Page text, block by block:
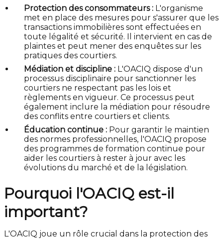
Protection des consommateurs : L'organisme
met en place des mesures pour s'assurer que les
transactions immobilières sont effectuées en
toute légalité et sécurité. Il intervient en cas de
plaintes et peut mener des enquêtes sur les
pratiques des courtiers.
Médiation et discipline : L'OACIQ dispose d'un
processus disciplinaire pour sanctionner les
courtiers ne respectant pas les lois et
règlements en vigueur. Ce processus peut
également inclure la médiation pour résoudre
des conflits entre courtiers et clients.
Éducation continue : Pour garantir le maintien
des normes professionnelles, l'OACIQ propose
des programmes de formation continue pour
aider les courtiers à rester à jour avec les
évolutions du marché et de la législation.
Pourquoi l'OACIQ est-il
important?
L'OACIQ joue un rôle crucial dans la protection des